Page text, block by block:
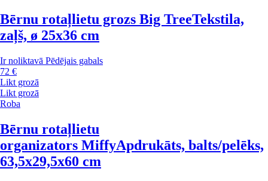
Bērnu rotaļlietu grozs Big TreeTekstila,
zaļš, ø 25x36 cm
Ir noliktavā Pēdējais gabals
72 €
Likt grozā
Likt grozā
Roba
Bērnu rotaļlietu
organizators MiffyApdrukāts, balts/pelēks,
63,5x29,5x60 cm